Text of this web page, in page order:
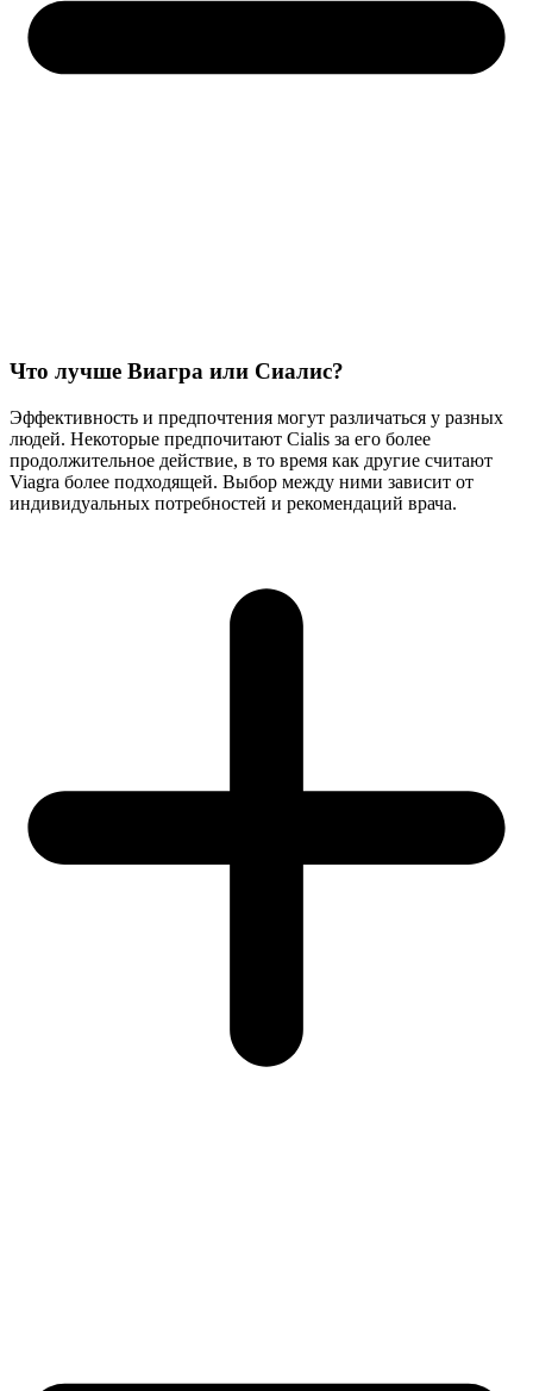
Что лучше Виагра или Сиалис?
Эффективность и предпочтения могут различаться у разных
людей. Некоторые предпочитают Cialis за его более
продолжительное действие, в то время как другие считают
Viagra более подходящей. Выбор между ними зависит от
индивидуальных потребностей и рекомендаций врача.